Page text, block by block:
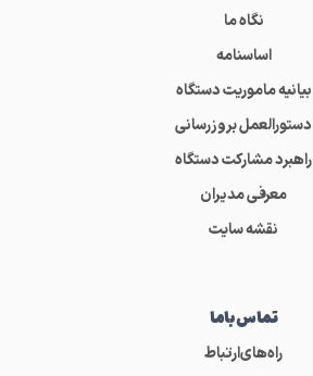
نگاه ما
اساسنامه
بیانیه ماموریت دستگاه
دستورالعمل بروزرسانی
راهبرد مشارکت دستگاه
معرفی مدیران
نقشه سایت
تماس‌باما
راه‌های‌ارتباط